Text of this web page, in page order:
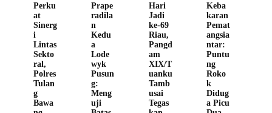
Perku
at
Sinerg
i
Lintas
Sekto
ral,
Polres
Tulan
g
Bawa
Prape
radila
n
Kedu
a
Lode
wyk
Pusun
g:
Meng
uji
Hari
Jadi
ke-69
Riau,
Pangd
am
XIX/T
uanku
Tamb
usai
Tegas
Keba
karan
Pemat
angsia
ntar:
Puntu
ng
Roko
k
Didug
a Picu